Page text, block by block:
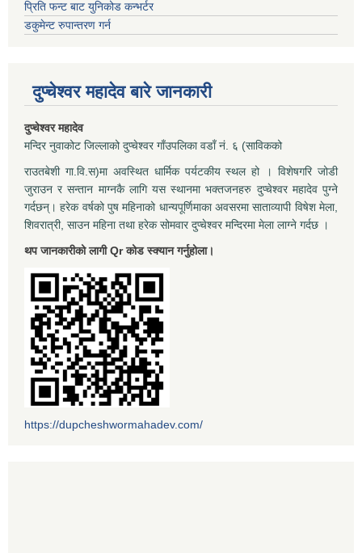
प्रिति फन्ट बाट युनिकोड कन्भर्टर
डकुमेन्ट रुपान्तरण गर्न
दुप्चेश्वर महादेव बारे जानकारी
दुप्चेश्वर महादेव
मन्दिर नुवाकोट जिल्लाको दुप्चेश्वर गाँउपलिका वडाँ नं. ६ (साविकको
राउतबेशी गा.वि.स)मा अवस्थित धार्मिक पर्यटकीय स्थल हो । विशेषगरि जोडी
जुराउन र सन्तान माग्नकै लागि यस स्थानमा भक्तजनहरु दुप्चेश्वर महादेव पुग्ने
गर्दछन्। हरेक वर्षको पुष महिनाको धान्यपूर्णिमाका अवसरमा साताव्यापी विषेश मेला,
शिवरात्री, साउन महिना तथा हरेक सोमवार दुप्चेश्वर मन्दिरमा मेला लाग्ने गर्दछ ।
थप जानकारीको लागी Qr कोड स्क्यान गर्नुहोला।
https://dupcheshwormahadev.com/